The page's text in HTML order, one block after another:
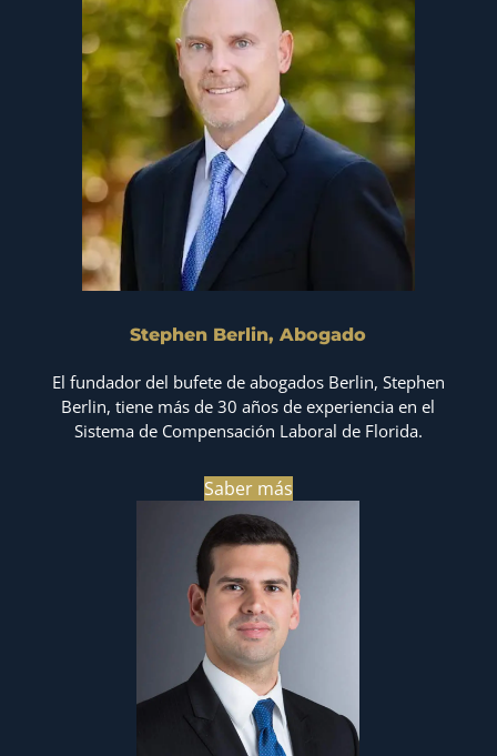
Stephen Berlin, Abogado
El fundador del bufete de abogados Berlin, Stephen
Berlin, tiene más de 30 años de experiencia en el
Sistema de Compensación Laboral de Florida.
Saber más